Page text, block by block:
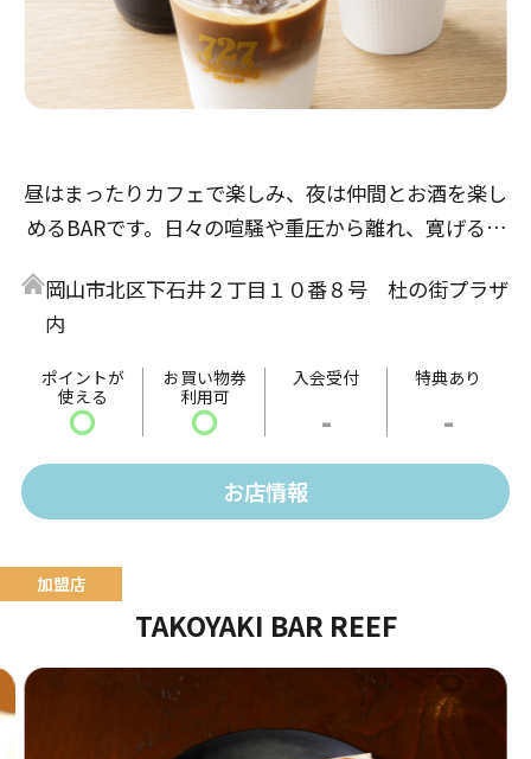
昼はまったりカフェで楽しみ、夜は仲間とお酒を楽し
めるBARです。日々の喧騒や重圧から離れ、寛げるひ
リラックスした時間を過ごしたい方など、日常のさま
ざまなシーンに合ったカフェ＆バーになります。皆様
の貴重なお時間を最適な空間でお楽しみください。
岡山市北区下石井２丁目１０番８号 杜の街プラザ
内
ポイントが
使える
〇
お買い物券
利用可
〇
入会受付
-
特典あり
-
お店情報
TAKOYAKI BAR REEF